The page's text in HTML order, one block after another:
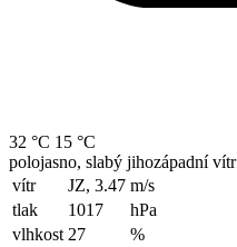
32 °C 15 °C
polojasno, slabý jihozápadní vítr
vítr
JZ, 3.47 m/s
tlak
1017
hPa
vlhkost 27
%